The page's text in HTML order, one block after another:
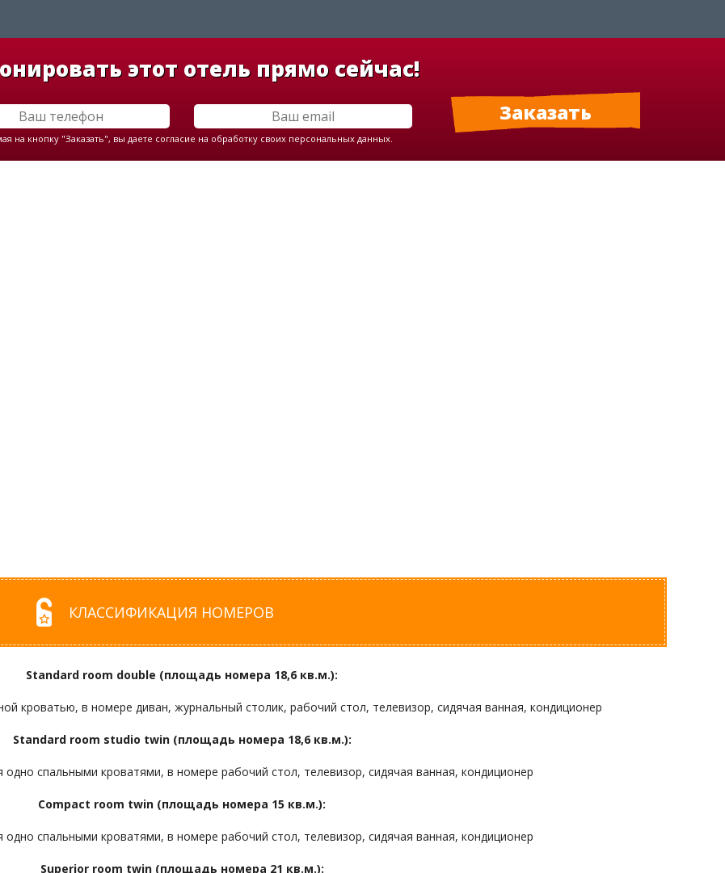
этот отель прямо сейчас!
на кнопку "Заказать", вы даете согласие на обработку своих персональных данных.
КЛАССИФИКАЦИЯ НОМЕРОВ
Standard room double (площадь номера 18,6 кв.м.):
кроватью, в номере диван, журнальный столик, рабочий стол, телевизор, сидячая ванная, кондиционер
Standard room studio twin (площадь номера 18,6 кв.м.):
спальными кроватями, в номере рабочий стол, телевизор, сидячая ванная, кондиционер
Compact room twin (площадь номера 15 кв.м.):
спальными кроватями, в номере рабочий стол, телевизор, сидячая ванная, кондиционер
Superior room twin (площадь номера 21 кв.м.):